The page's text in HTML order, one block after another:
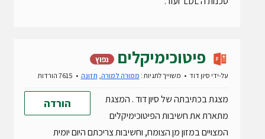
פיטוכימיקלים נפוץ
על-ידי סיון דוד משוייך לתגיות : ממורה למורה, תזונה
הורדה
מצגת בכתיבתה של סיון דוד . המצגת
מתארת את חשיבות הפיטוכימיקלים
המצויים במזון מן הצומח, וחשיבות צריכתם היום יומית